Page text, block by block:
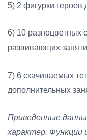
5) 2 фигурки героев
6) 10 разноцветных
развивающих
7) 6 скачиваемых
дополнительных
Приведенные
характер. Функции